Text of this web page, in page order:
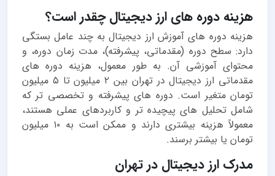
هزینه دوره های ارز دیجیتال چقدر است؟
هزینه دوره های آموزش ارز دیجیتال به چند عامل بستگی
دارد: سطح دوره (مقدماتی، پیشرفته)، مدت زمان دوره، و
محتوای آموزشی آن. به طور معمول، هزینه دوره های
مقدماتی ارز دیجیتال در تهران بین ۲ میلیون تا ۵ میلیون
تومان متغیر است. دوره های پیشرفته و تخصصی تر که
شامل تحلیل های پیچیده تر و کاربردهای عملی هستند،
معمولاً هزینه بیشتری دارند و ممکن است به ۱۰ میلیون
تومان یا بیشتر برسند.
مدرک ارز دیجیتال در تهران